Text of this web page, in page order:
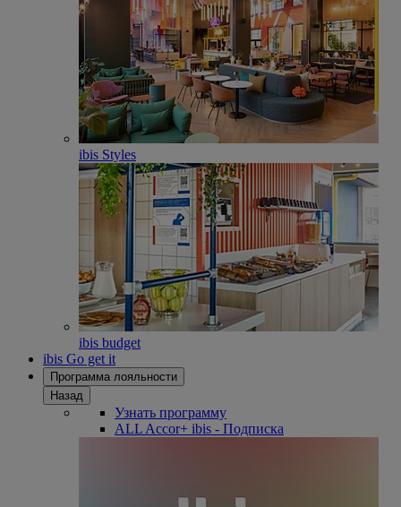
ibis Styles
ibis budget
ibis Go get it
Программа лояльности
Назад
Узнать программу
ALL Accor+ ibis - Подписка